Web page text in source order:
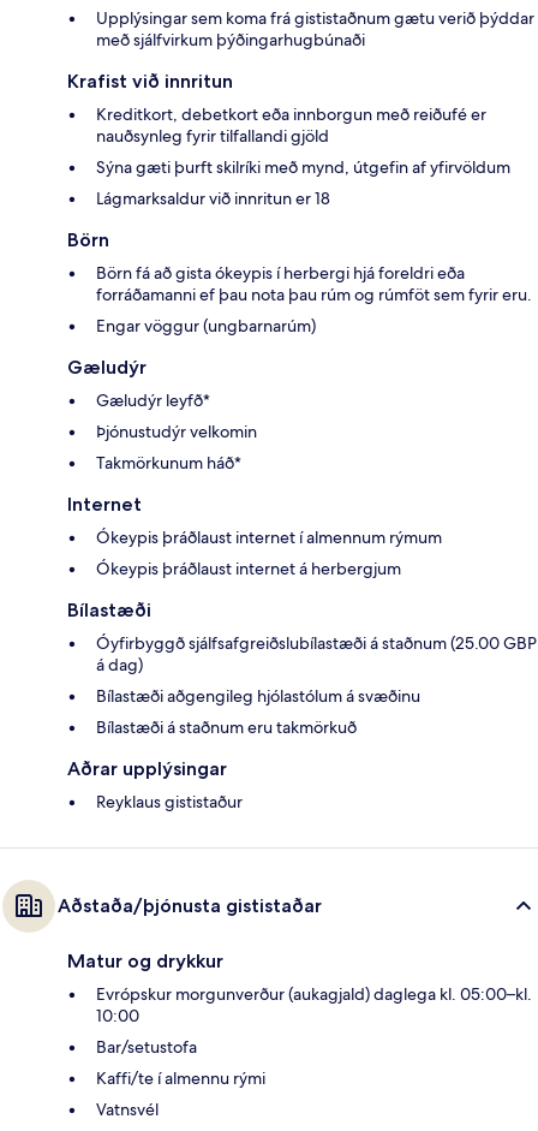
Upplýsingar sem koma frá gististaðnum gætu verið þýddar
með sjálfvirkum þýðingarhugbúnaði
Krafist við innritun
Kreditkort, debetkort eða innborgun með reiðufé er
nauðsynleg fyrir tilfallandi gjöld
Sýna gæti þurft skilríki með mynd, útgefin af yfirvöldum
Lágmarksaldur við innritun er 18
Börn
Börn fá að gista ókeypis í herbergi hjá foreldri eða
forráðamanni ef þau nota þau rúm og rúmföt sem fyrir eru.
Engar vöggur (ungbarnarúm)
Gæludýr
Gæludýr leyfð*
Þjónustudýr velkomin
Takmörkunum háð*
Internet
Ókeypis þráðlaust internet í almennum rýmum
Ókeypis þráðlaust internet á herbergjum
Bílastæði
Óyfirbyggð sjálfsafgreiðslubílastæði á staðnum (25.00 GBP
á dag)
Bílastæði aðgengileg hjólastólum á svæðinu
Bílastæði á staðnum eru takmörkuð
Aðrar upplýsingar
Reyklaus gististaður
Aðstaða/þjónusta gististaðar
Matur og drykkur
Evrópskur morgunverður (aukagjald) daglega kl. 05:00–kl.
10:00
Bar/setustofa
Kaffi/te í almennu rými
Vatnsvél